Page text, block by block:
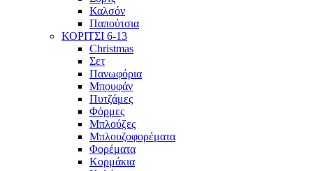
Καλσόν
Παπούτσια
ΚΟΡΙΤΣΙ 6-13
Christmas
Σετ
Πανωφόρια
Μπουφάν
Πυτζάμες
Φόρμες
Μπλούζες
Μπλουζοφορέματα
Φορέματα
Κορμάκια